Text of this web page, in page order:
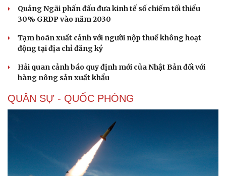
Quảng Ngãi phấn đấu đưa kinh tế số chiếm tối thiểu
30% GRDP vào năm 2030
Tạm hoãn xuất cảnh với người nộp thuế không hoạt
động tại địa chỉ đăng ký
Hải quan cảnh báo quy định mới của Nhật Bản đối với
hàng nông sản xuất khẩu
QUÂN SỰ - QUỐC PHÒNG